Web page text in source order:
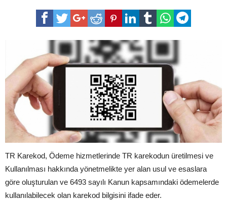
TR Karekod, Ödeme hizmetlerinde TR karekodun üretilmesi ve
Kullanılması hakkında yönetmelikte yer alan usul ve esaslara
göre oluşturulan ve 6493 sayılı Kanun kapsamındaki ödemelerde
kullanılabilecek olan karekod bilgisini ifade eder.